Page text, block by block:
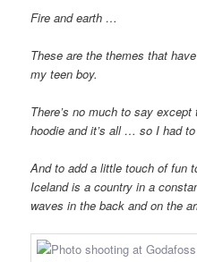
Fire and earth …
These are the themes that
my teen boy.
There’s no much to say
hoodie and it’s all … so I had
And to add a little touch of fun
Iceland is a country in a
waves in the back and on the